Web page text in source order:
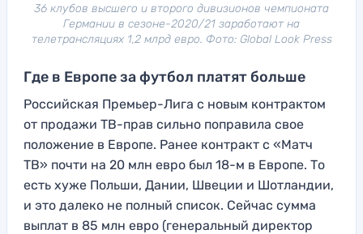
36 клубов высшего и второго дивизионов чемпионата
Германии в сезоне-2020/21 заработают на
телетрансляциях 1,2 млрд евро. Фото: Global Look Press
Где в Европе за футбол платят больше
Российская Премьер-Лига с новым контрактом
от продажи ТВ-прав сильно поправила свое
положение в Европе. Ранее контракт с «Матч
ТВ» почти на 20 млн евро был 18-м в Европе. То
есть хуже Польши, Дании, Швеции и Шотландии,
и это далеко не полный список. Сейчас сумма
выплат в 85 млн евро (генеральный директор